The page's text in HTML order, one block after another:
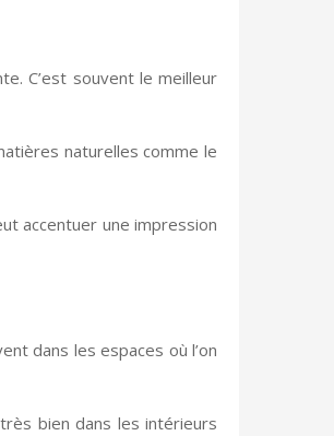
C’est souvent le meilleur
naturelles comme le
accentuer une impression
dans les espaces où l’on
bien dans les intérieurs